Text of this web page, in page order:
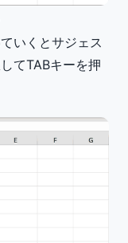
いくとサジェス
てTABキーを押